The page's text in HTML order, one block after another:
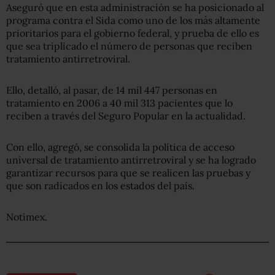
Aseguró que en esta administración se ha posicionado al
programa contra el Sida como uno de los más altamente
prioritarios para el gobierno federal, y prueba de ello es
que sea triplicado el número de personas que reciben
tratamiento antirretroviral.
Ello, detalló, al pasar, de 14 mil 447 personas en
tratamiento en 2006 a 40 mil 313 pacientes que lo
reciben a través del Seguro Popular en la actualidad.
Con ello, agregó, se consolida la política de acceso
universal de tratamiento antirretroviral y se ha logrado
garantizar recursos para que se realicen las pruebas y
que son radicados en los estados del país.
Notimex.